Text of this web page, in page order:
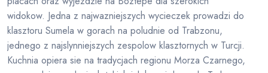
widokow. Jedna z najwazniejszych wycieczek prowadzi do
klasztoru Sumela w gorach na poludnie od Trabzonu,
jednego z najslynniejszych zespolow klasztornych w Turcji.
Kuchnia opiera sie na tradycjach regionu Morza Czarnego,